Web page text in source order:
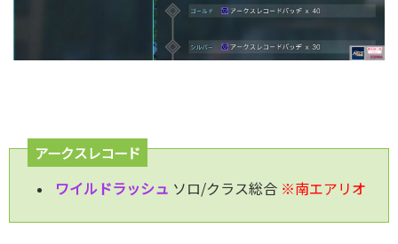
アークスレコード
ワイルドラッシュ ソロ/クラス総合 ※南エアリオ